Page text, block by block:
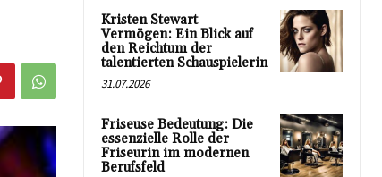
Kristen Stewart
Vermögen: Ein Blick auf
den Reichtum der
talentierten Schauspielerin
31.07.2026
Friseuse Bedeutung: Die
essenzielle Rolle der
Friseurin im modernen
Berufsfeld